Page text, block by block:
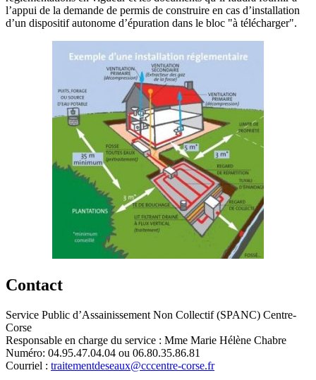
l’appui de la demande de permis de construire en cas d’installation
d’un dispositif autonome d’épuration dans le bloc "à télécharger".
Contact
Service Public d’Assainissement Non Collectif (SPANC) Centre-
Corse
Responsable en charge du service : Mme Marie Hélène Chabre
Numéro: 04.95.47.04.04 ou 06.80.35.86.81
Courriel : traitementdeseaux@cccentre-corse.fr